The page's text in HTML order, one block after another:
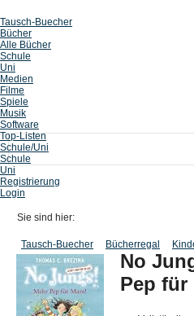
Tausch-Buecher
Bücher
Alle Bücher
Schule
Uni
Medien
Filme
Spiele
Musik
Software
Top-Listen
Schule/Uni
Schule
Uni
Registrierung
Login
Sie sind hier:
Tausch-Buecher Bücherregal
No
Pep für